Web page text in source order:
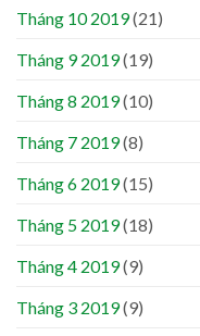
Tháng 10 2019(21)
Tháng 9 2019(19)
Tháng 8 2019(10)
Tháng 7 2019(8)
Tháng 6 2019(15)
Tháng 5 2019(18)
Tháng 4 2019(9)
Tháng 3 2019(9)